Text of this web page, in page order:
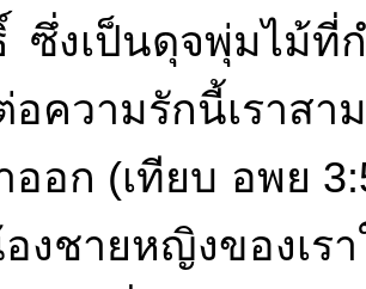
ซึ่งเป็นดุจพุ่มไม้ที่
อความรักนี้เราสา
ออก (เทียบ อพย
งชายหญิงของเร